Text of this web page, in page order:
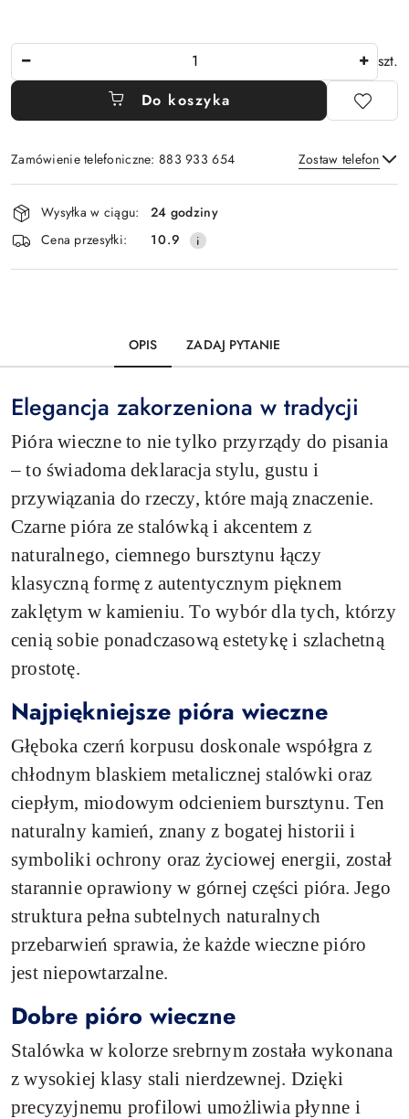
szt.
Do koszyka
Zamówienie telefoniczne: 883 933 654 Zostaw telefon
Wyślij
Dostępność
i
dostawa
Wysyłka w ciągu:
24 godziny
Cena przesyłki:
10.9
OPIS ZADAJ PYTANIE
Elegancja zakorzeniona w tradycji
Pióra wieczne to nie tylko przyrządy do pisania
– to świadoma deklaracja stylu, gustu i
przywiązania do rzeczy, które mają znaczenie.
Czarne pióra ze stalówką i akcentem z
naturalnego, ciemnego bursztynu łączy
klasyczną formę z autentycznym pięknem
zaklętym w kamieniu. To wybór dla tych, którzy
cenią sobie ponadczasową estetykę i szlachetną
prostotę.
Najpiękniejsze pióra wieczne
Głęboka czerń korpusu doskonale współgra z
chłodnym blaskiem metalicznej stalówki oraz
ciepłym, miodowym odcieniem bursztynu. Ten
naturalny kamień, znany z bogatej historii i
symboliki ochrony oraz życiowej energii, został
starannie oprawiony w górnej części pióra. Jego
struktura pełna subtelnych naturalnych
przebarwień sprawia, że każde wieczne pióro
jest niepowtarzalne.
Dobre pióro wieczne
Stalówka w kolorze srebrnym została wykonana
z wysokiej klasy stali nierdzewnej. Dzięki
precyzyjnemu profilowi umożliwia płynne i